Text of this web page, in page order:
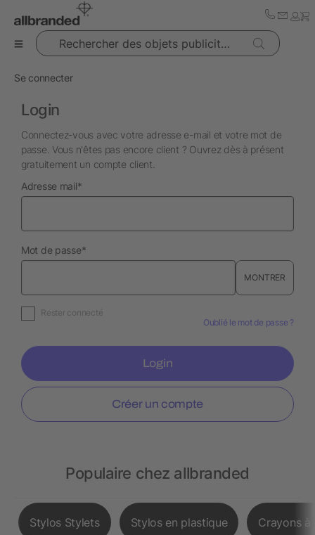
Rechercher des objets publicitaires
Se connecter
Login
Connectez-vous avec votre adresse e-mail et votre mot de
passe. Vous n'êtes pas encore client ? Ouvrez dès à présent
gratuitement un compte client.
Adresse mailobligatoire
*
Mot de passeobligatoire
*
MONTRER
Rester connecté
Oublié le mot de passe ?
Login
Créer un compte
Populaire chez allbranded
Stylos Stylets Stylos en plastique Crayons à